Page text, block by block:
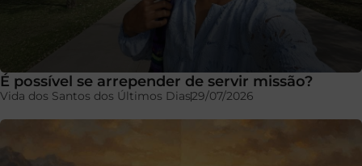
É possível se arrepender de servir missão?
Vida dos Santos dos Últimos Dias29/07/2026